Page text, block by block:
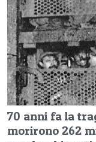
70 anni fa la
morirono 262